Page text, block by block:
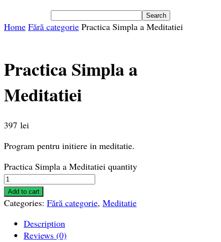
Home Fără categorie Practica Simpla a Meditatiei
Practica Simpla a
Meditatiei
397 lei
Program pentru initiere in meditatie.
Practica Simpla a Meditatiei quantity
Add to cart
Categories: Fără categorie, Meditatie
Description
Reviews (0)